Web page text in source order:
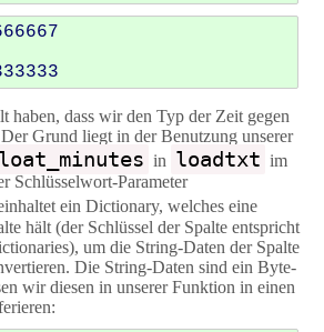
haben, dass wir den Typ der Zeit gegen
Grund liegt in der Benutzung unserer
in loadtxt im
Schlüsselwort-Parameter
ein Dictionary, welches eine
hält (der Schlüssel der Spalte entspricht
um die String-Daten der Spalte
Die String-Daten sind ein Byte-
wir diesen in unserer Funktion in einen